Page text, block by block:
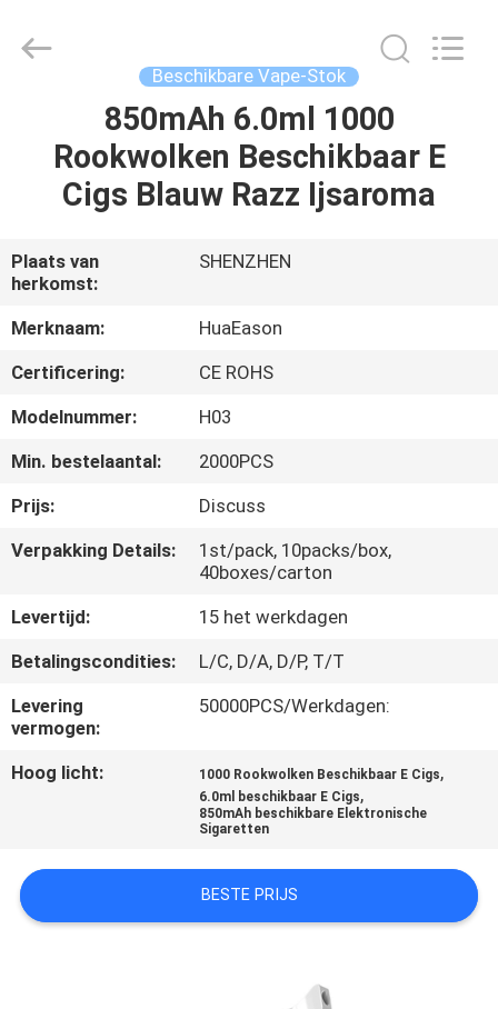
PRODUCTEN
VIDEO'S
ONGEVEER
ONS
KWALITEITSCONTROLE
OM
EEN
CITAAT
Beschikbare Vape-Stok
850mAh 6.0ml 1000
Rookwolken Beschikbaar E
Cigs Blauw Razz Ijsaroma
Plaats van
herkomst:
SHENZHEN
Merknaam:
HuaEason
Certificering:
CE ROHS
Modelnummer:
H03
Min. bestelaantal:
2000PCS
Prijs:
Discuss
Verpakking Details:
1st/pack, 10packs/box,
40boxes/carton
Levertijd:
15 het werkdagen
Betalingscondities:
L/C, D/A, D/P, T/T
Levering
vermogen:
50000PCS/Werkdagen:
Hoog licht: 1000 Rookwolken Beschikbaar E Cigs,
6.0ml beschikbaar E Cigs,
850mAh beschikbare Elektronische
Sigaretten
BESTE PRIJS